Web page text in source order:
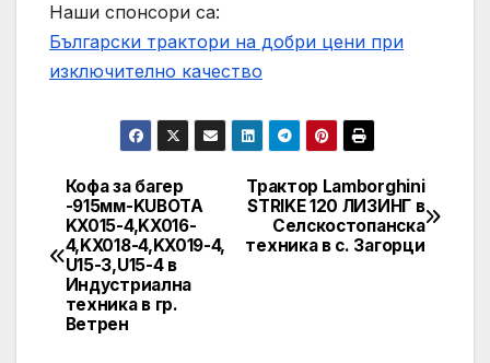
Наши спонсори са:
Български трактори на добри цени при
изключително качество
Post
navigation
Трактор Lamborghini
STRIKE 120 ЛИЗИНГ в
Селскостопанска
техника в с. Загорци
Кофа за багер
-915мм-KUBOTA
KX015-4,KX016-
4,KX018-4,KX019-4,
U15-3,U15-4 в
Индустриална
техника в гр.
Ветрен